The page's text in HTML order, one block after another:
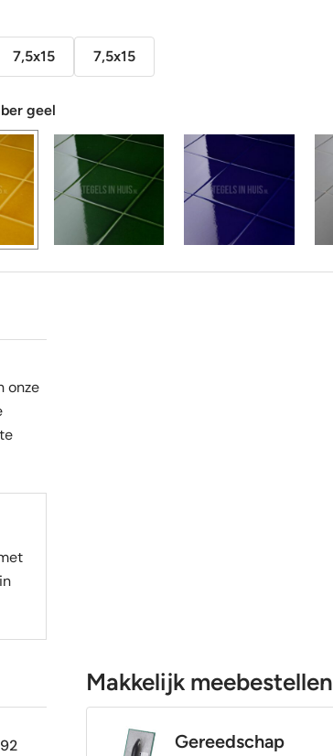
7,5x15 7,5x15
geel
onze
Makkelijk meebestellen
Gereedschap